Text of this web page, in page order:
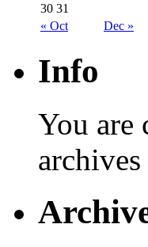
« Oct Dec »
30 31
Info
You